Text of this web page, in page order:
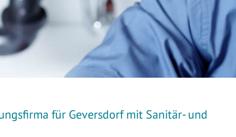
für Geversdorf mit Sanitär- und